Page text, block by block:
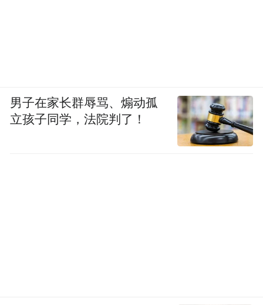
男子在家长群辱骂、煽动孤
立孩子同学，法院判了！